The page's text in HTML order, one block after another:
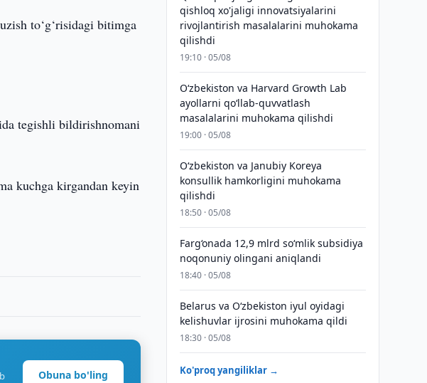
to‘g‘risidagi bitimga
tegishli bildirishnomani
kuchga kirgandan keyin
Obuna bo'ling
qishloq xo'jaligi innovatsiyalarini
rivojlantirish masalalarini muhokama
qilishdi
19:10 · 05/08
Oʻzbekiston va Harvard Growth Lab
ayollarni qoʻllab-quvvatlash
masalalarini muhokama qilishdi
19:00 · 05/08
Oʻzbekiston va Janubiy Koreya
konsullik hamkorligini muhokama
qilishdi
18:50 · 05/08
Farg‘onada 12,9 mlrd so‘mlik subsidiya
noqonuniy olingani aniqlandi
18:40 · 05/08
Belarus va O‘zbekiston iyul oyidagi
kelishuvlar ijrosini muhokama qildi
18:30 · 05/08
Ko'proq yangiliklar →